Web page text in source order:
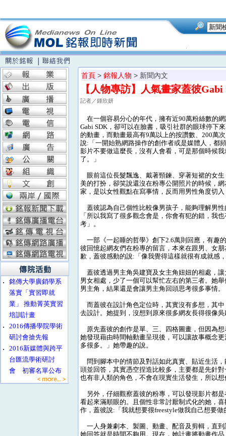
‧
銘傳大學廣銷學系
落實「實習即就
業」 推動菁英實習
培訓計畫
‧
2016傳播學院學術
研討會搶先報
‧
2016新媒體與跨平
台匯流學術研討
會 初審名單公布
首頁 > 銘報人物 > 新聞內文
【人物專訪】人氣畫家蓋彼
記者／鍾欣妍
在一個容易分心的年代，擁有近90萬粉絲數的
Gabi SDK，卻可以在臉書，吸引社群的眼球停下
的動畫，而動畫最高有9萬以上的按讚數、200萬
說:「一開始熟網路操作的創作者或是媒體人，都
影片不要做這麼長，沒有人會看，可是那個時候
了。」
眼前這位長髮飄逸、戴著頸鍊、穿著短裙的女
美的打扮，卻笑說還沒在粉專公開照片的時候，
家，是以女性觀點在寫事情，反而用男性角度切
蓋彼認為自己個性比較像男孩子，能夠理解男
「所以我寫了很多觀念會是，你會有犯的錯，我
考」。
一部《一起睡的哲學》創下2.6萬則回應，有趣
彼回憶起網友們在粉專的留言，本來在跟男、女
歉，蓋彼感動的說:「像我覺得這樣就很有成就感
蓋彼透過男主角吳建寶及女主角妞妞的相處，
男女相處，少了一個可以幫忙左右的第三者。她
男主角，結果還是會讓男主角回頭思考很多事情。
而蓋彼在設計角色定位時，其實沒有多想，其
去設計。她提到，沒想到原來很多網友長得很像
原先蓋彼的創作是單、三、四格圖畫，但因為
她發現藉由時間軸動畫呈現後，可以讓故事概念
多很多。」她帶趣的說。
問到腳本中的情節及對話如此真實、貼近生活
頭並回答，其實憑空捏造比較多，主要都是先針
也有非人類的角色，不會在現實生活發生，所以
另外，仔細觀察蓋彼的粉專，可以發現影片都
看起來滿順眼的。且個性非常討厭制式化的她，
作，蓋彼說:「我就想要很freestyle做我自己想要做
一人身兼劇本、製圖、動畫、配音及剪輯，直
她回答就是時間不夠用。現在，她計畫將動畫作